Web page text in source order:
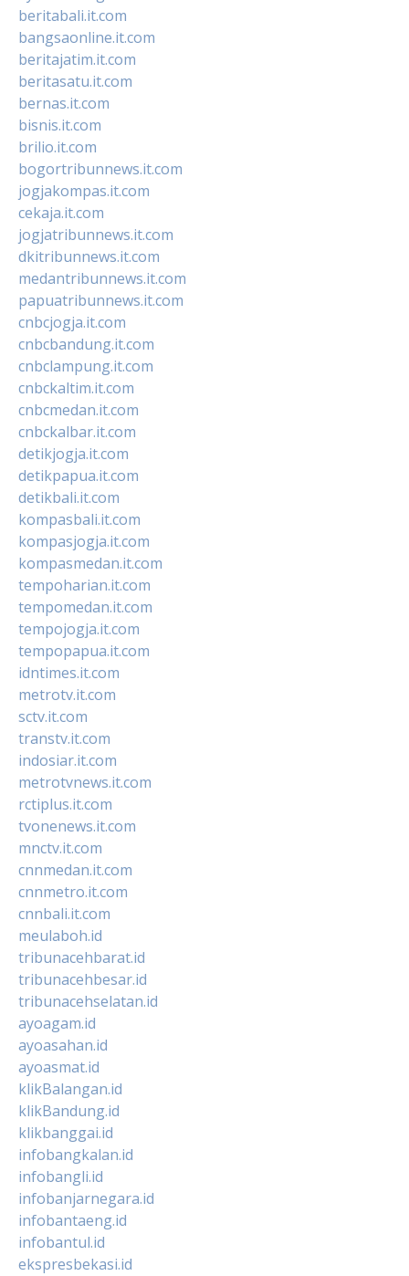
beritabali.it.com
bangsaonline.it.com
beritajatim.it.com
beritasatu.it.com
bernas.it.com
bisnis.it.com
brilio.it.com
bogortribunnews.it.com
jogjakompas.it.com
cekaja.it.com
jogjatribunnews.it.com
dkitribunnews.it.com
medantribunnews.it.com
papuatribunnews.it.com
cnbcjogja.it.com
cnbcbandung.it.com
cnbclampung.it.com
cnbckaltim.it.com
cnbcmedan.it.com
cnbckalbar.it.com
detikjogja.it.com
detikpapua.it.com
detikbali.it.com
kompasbali.it.com
kompasjogja.it.com
kompasmedan.it.com
tempoharian.it.com
tempomedan.it.com
tempojogja.it.com
tempopapua.it.com
idntimes.it.com
metrotv.it.com
sctv.it.com
transtv.it.com
indosiar.it.com
metrotvnews.it.com
rctiplus.it.com
tvonenews.it.com
mnctv.it.com
cnnmedan.it.com
cnnmetro.it.com
cnnbali.it.com
meulaboh.id
tribunacehbarat.id
tribunacehbesar.id
tribunacehselatan.id
ayoagam.id
ayoasahan.id
ayoasmat.id
klikBalangan.id
klikBandung.id
klikbanggai.id
infobangkalan.id
infobangli.id
infobanjarnegara.id
infobantaeng.id
infobantul.id
ekspresbekasi.id